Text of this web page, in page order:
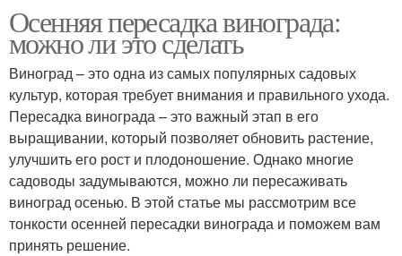
Осенняя пересадка винограда:
можно ли это сделать
Виноград – это одна из самых популярных садовых
культур, которая требует внимания и правильного ухода.
Пересадка винограда – это важный этап в его
выращивании, который позволяет обновить растение,
улучшить его рост и плодоношение. Однако многие
садоводы задумываются, можно ли пересаживать
виноград осенью. В этой статье мы рассмотрим все
тонкости осенней пересадки винограда и поможем вам
принять решение.